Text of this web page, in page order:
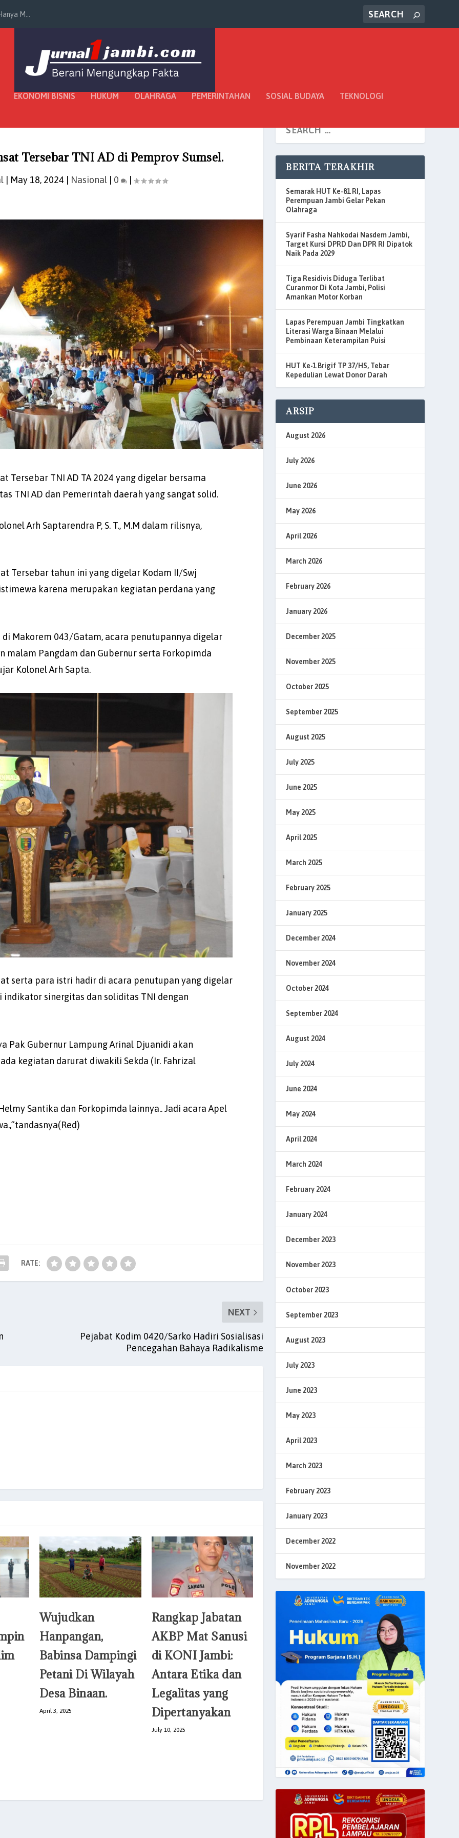
M...
EKONOMI BISNIS HUKUM OLAHRAGA PEMERINTAHAN SOSIAL BUDAYA TEKNOLOGI
Tersebar TNI AD di Pemprov Sumsel.
May 18, 2024 Nasional 0 |
Tersebar TNI AD TA 2024 yang digelar bersama
TNI AD dan Pemerintah daerah yang sangat solid.
Arh Saptarendra P, S. T., M.M dalam rilisnya,
Tersebar tahun ini yang digelar Kodam II/Swj
karena merupakan kegiatan perdana yang
Makorem 043/Gatam, acara penutupannya digelar
malam Pangdam dan Gubernur serta Forkopimda
Kolonel Arh Sapta.
serta para istri hadir di acara penutupan yang digelar
indikator sinergitas dan soliditas TNI dengan
Pak Gubernur Lampung Arinal Djuanidi akan
kegiatan darurat diwakili Sekda (Ir. Fahrizal
Santika dan Forkopimda lainnya.. Jadi acara Apel
RATE:
NEXT
Pejabat Kodim 0420/Sarko Hadiri Sosialisasi
Pencegahan Bahaya Radikalisme
Wujudkan
Hanpangan,
Babinsa Dampingi
Petani Di Wilayah
Desa Binaan.
April 3, 2025
Rangkap Jabatan
AKBP Mat Sanusi
di KONI Jambi:
Antara Etika dan
Legalitas yang
Dipertanyakan
July 10, 2025
BERITA TERAKHIR
Semarak HUT Ke-81 RI, Lapas
Perempuan Jambi Gelar Pekan
Olahraga
Syarif Fasha Nahkodai Nasdem Jambi,
Target Kursi DPRD Dan DPR RI Dipatok
Naik Pada 2029
Tiga Residivis Diduga Terlibat
Curanmor Di Kota Jambi, Polisi
Amankan Motor Korban
Lapas Perempuan Jambi Tingkatkan
Literasi Warga Binaan Melalui
Pembinaan Keterampilan Puisi
HUT Ke-1 Brigif TP 37/HS, Tebar
Kepedulian Lewat Donor Darah
ARSIP
August 2026
July 2026
June 2026
May 2026
April 2026
March 2026
February 2026
January 2026
December 2025
November 2025
October 2025
September 2025
August 2025
July 2025
June 2025
May 2025
April 2025
March 2025
February 2025
January 2025
December 2024
November 2024
October 2024
September 2024
August 2024
July 2024
June 2024
May 2024
April 2024
March 2024
February 2024
January 2024
December 2023
November 2023
October 2023
September 2023
August 2023
July 2023
June 2023
May 2023
April 2023
March 2023
February 2023
January 2023
December 2022
November 2022